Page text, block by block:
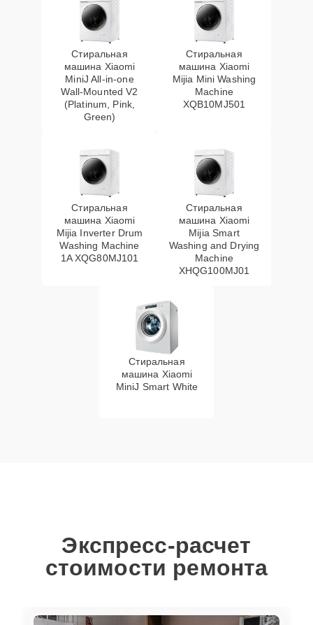
Стиральная
машина Xiaomi
MiniJ All-in-one
Wall-Mounted V2
(Platinum, Pink,
Green)
Стиральная
машина Xiaomi
Mijia Mini Washing
Machine
XQB10MJ501
Стиральная
машина Xiaomi
Mijia Inverter Drum
Washing Machine
1A XQG80MJ101
Стиральная
машина Xiaomi
Mijia Smart
Washing and Drying
Machine
XHQG100MJ01
Стиральная
машина Xiaomi
MiniJ Smart White
Экспресс-расчет
стоимости ремонта